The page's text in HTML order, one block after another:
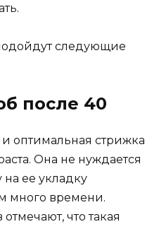
следующие
после 40
и оптимальная стрижка
Она не нуждается
на ее укладку
много времени.
что такая